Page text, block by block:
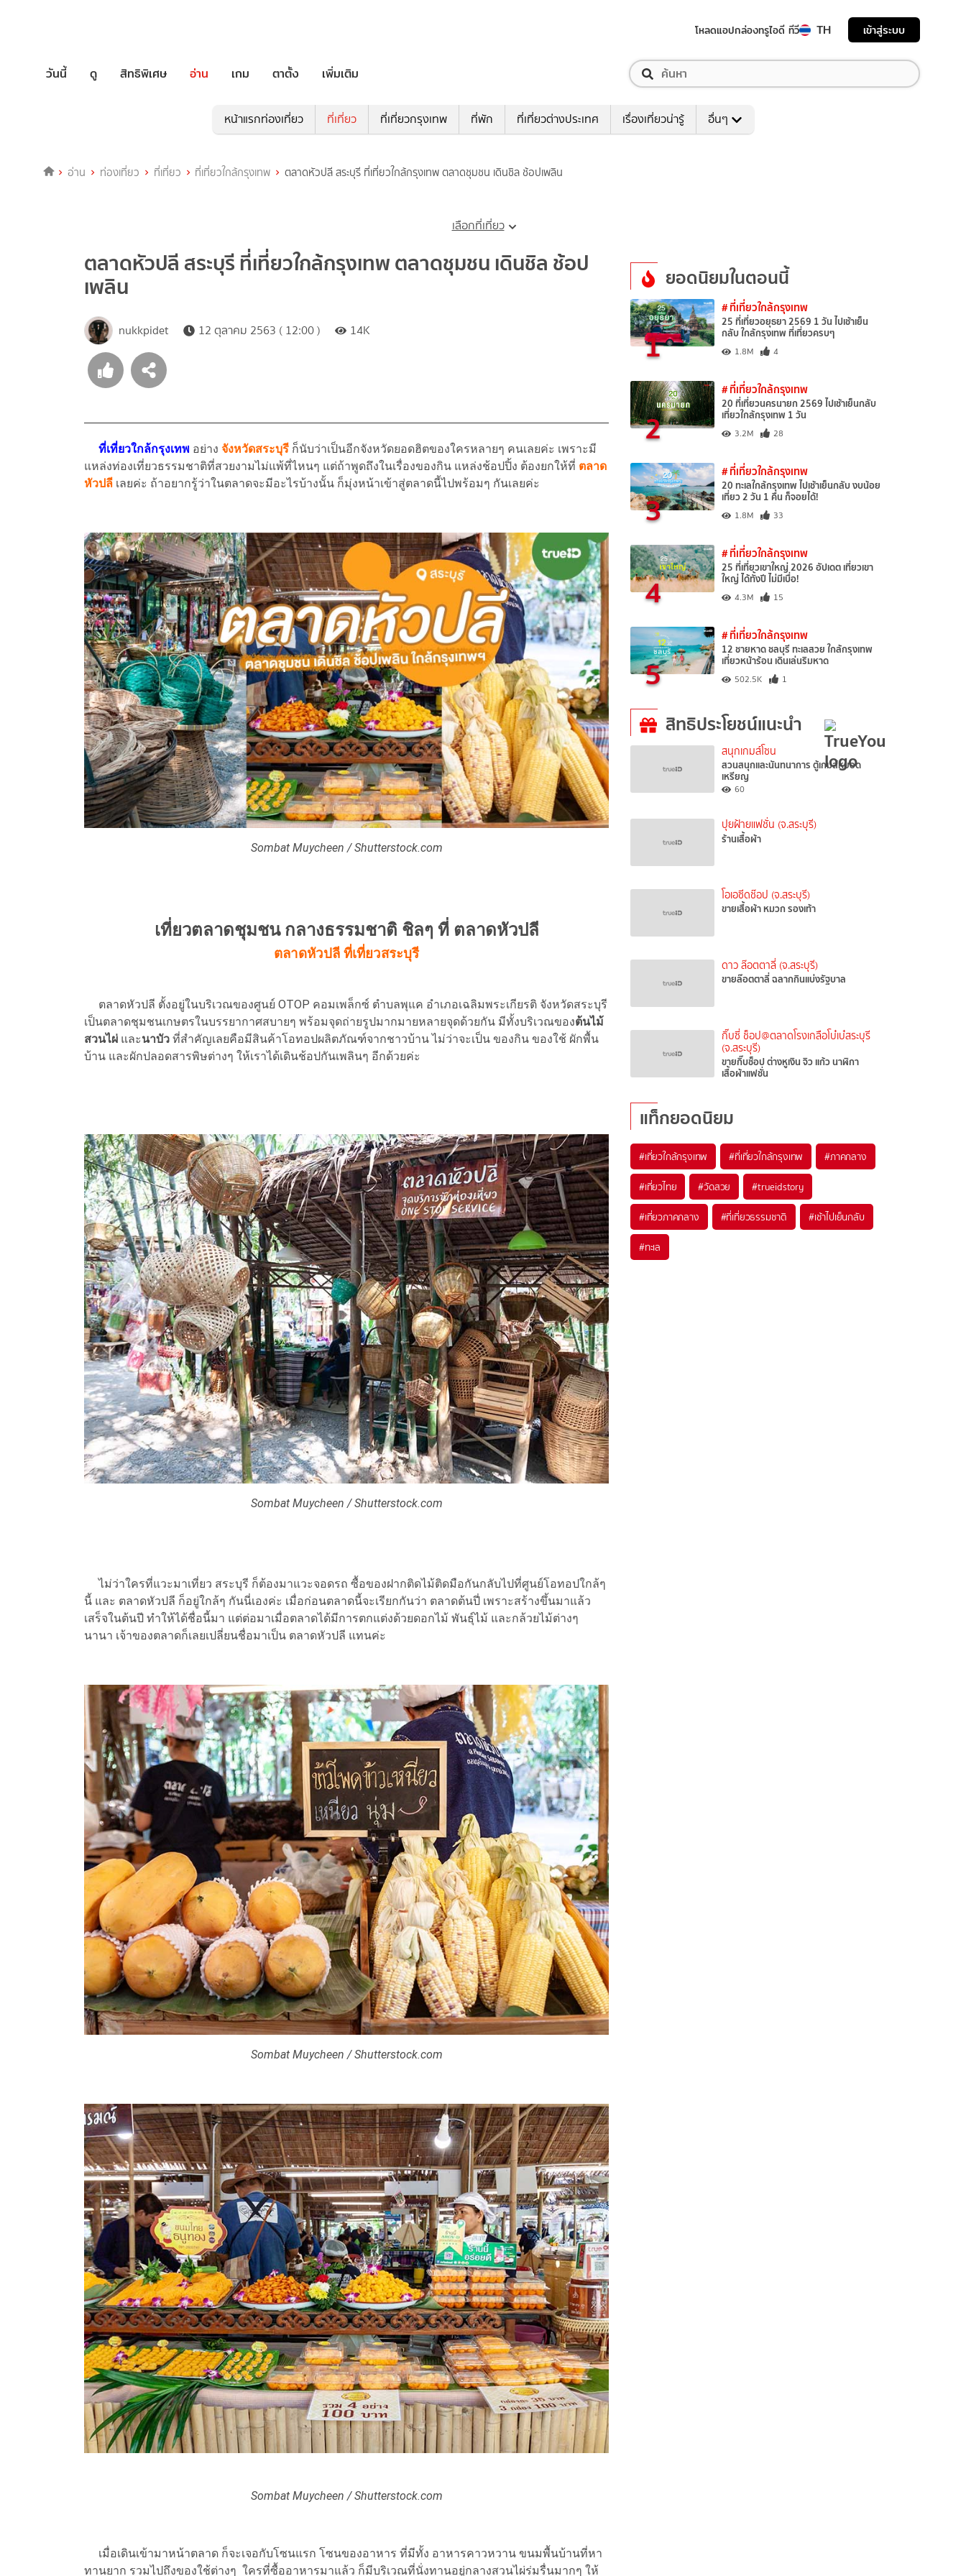
โหลดแอปกล่องทรูไอดี ทีวี TH เข้าสู่ระบบ
วันนี้ ดู สิทธิพิเศษ อ่าน เกม ตาตั้ง เพิ่มเติม
หน้าแรกท่องเที่ยว ที่เที่ยว ที่เที่ยวกรุงเทพ ที่พัก ที่เที่ยวต่างประเทศ เรื่องเที่ยวน่ารู้ อื่นๆ
อ่าน ท่องเที่ยว ที่เที่ยว ที่เที่ยวใกล้กรุงเทพ ตลาดหัวปลี สระบุรี ที่เที่ยวใกล้กรุงเทพ ตลาดชุมชน เดินชิล ช้อปเพลิน
เลือกที่เที่ยว
ตลาดหัวปลี สระบุรี ที่เที่ยวใกล้กรุงเทพ ตลาดชุมชน เดินชิล ช้อป
เพลิน
nukkpidet 12 ตุลาคม 2563 ( 12:00 ) 14K
ที่เที่ยวใกล้กรุงเทพ อย่าง จังหวัดสระบุรี ก็นับว่าเป็นอีกจังหวัดยอดฮิตของใครหลายๆ คนเลยค่ะ เพราะมี
แหล่งท่องเที่ยวธรรมชาติที่สวยงามไม่แพ้ที่ไหนๆ แต่ถ้าพูดถึงในเรื่องของกิน แหล่งช้อปปิ้ง ต้องยกให้ที่ ตลาด
หัวปลี เลยค่ะ ถ้าอยากรู้ว่าในตลาดจะมีอะไรบ้างนั้น ก็มุ่งหน้าเข้าสู่ตลาดนี้ไปพร้อมๆ กันเลยค่ะ
Sombat Muycheen / Shutterstock.com
เที่ยวตลาดชุมชน กลางธรรมชาติ ชิลๆ ที่ ตลาดหัวปลี
ตลาดหัวปลี ที่เที่ยวสระบุรี
ตลาดหัวปลี ตั้งอยู่ในบริเวณของศูนย์ OTOP คอมเพล็กซ์ ตำบลพุแค อำเภอเฉลิมพระเกียรติ จังหวัดสระบุรี
เป็นตลาดชุมชนเกษตรในบรรยากาศสบายๆ พร้อมจุดถ่ายรูปมากมายหลายจุดด้วยกัน มีทั้งบริเวณของต้นไม้
สวนไผ่ และนาบัว ที่สำคัญเลยคือมีสินค้าโอทอปผลิตภัณฑ์จากชาวบ้าน ไม่ว่าจะเป็น ของกิน ของใช้ ผักพื้น
บ้าน และผักปลอดสารพิษต่างๆ ให้เราได้เดินช้อปกันเพลินๆ อีกด้วยค่ะ
Sombat Muycheen / Shutterstock.com
ไม่ว่าใครที่แวะมาเที่ยว สระบุรี ก็ต้องมาแวะจอดรถ ซื้อของฝากติดไม้ติดมือกันกลับไปที่ศูนย์โอทอปใกล้ๆ
นี้ และ ตลาดหัวปลี ก็อยู่ใกล้ๆ กันนี่เองค่ะ เมื่อก่อนตลาดนี้จะเรียกกันว่า ตลาดต้นปี่ เพราะสร้างขึ้นมาแล้ว
เสร็จในต้นปี ทำให้ได้ชื่อนี้มา แต่ต่อมาเมื่อตลาดได้มีการตกแต่งด้วยดอกไม้ พันธุ์ไม้ และกล้วยไม้ต่างๆ
นานา เจ้าของตลาดก็เลยเปลี่ยนชื่อมาเป็น ตลาดหัวปลี แทนค่ะ
Sombat Muycheen / Shutterstock.com
Sombat Muycheen / Shutterstock.com
เมื่อเดินเข้ามาหน้าตลาด ก็จะเจอกับโซนแรก โซนของอาหาร ที่มีทั้ง อาหารคาวหวาน ขนมพื้นบ้านที่หา
ทานยาก รวมไปถึงของใช้ต่างๆ ใครที่ซื้ออาหารมาแล้ว ก็มีบริเวณที่นั่งทานอยู่กลางสวนไผ่ร่มรื่นมากๆ ให้
ยอดนิยมในตอนนี้
1
# ที่เที่ยวใกล้กรุงเทพ
25 ที่เที่ยวอยุธยา 2569 1 วัน ไปเช้าเย็น
กลับ ใกล้กรุงเทพ ที่เที่ยวครบๆ
1.8M 4
2
# ที่เที่ยวใกล้กรุงเทพ
20 ที่เที่ยวนครนายก 2569 ไปเช้าเย็นกลับ
เที่ยวใกล้กรุงเทพ 1 วัน
3.2M 28
3
# ที่เที่ยวใกล้กรุงเทพ
20 ทะเลใกล้กรุงเทพ ไปเช้าเย็นกลับ งบน้อย
เที่ยว 2 วัน 1 คืน ก็จอยได้!
1.8M 33
4
# ที่เที่ยวใกล้กรุงเทพ
25 ที่เที่ยวเขาใหญ่ 2026 อัปเดต เที่ยวเขา
ใหญ่ ได้ทั้งปี ไม่มีเบื่อ!
4.3M 15
5
# ที่เที่ยวใกล้กรุงเทพ
12 ชายหาด ชลบุรี ทะเลสวย ใกล้กรุงเทพ
เที่ยวหน้าร้อน เดินเล่นริมหาด
502.5K 1
สิทธิประโยชน์แนะนำ
สนุกเกมส์โซน
สวนสนุกและนันทนาการ ตู้เกมส์หยอด
เหรียญ
60
ปุยฝ้ายแฟชั่น (จ.สระบุรี)
ร้านเสื้อผ้า
โอเอซีดช๊อป (จ.สระบุรี)
ขายเสื้อผ้า หมวก รองเท้า
ดาว ล๊อตตาลี่ (จ.สระบุรี)
ขายล๊อตตาลี่ ฉลากกินแบ่งรัฐบาล
กิ๊บซี่ ช็อป@ตลาดโรงเกลือโบ๋เบ๋สระบุรี
(จ.สระบุรี)
ขายกิ๊บช็อป ต่างหูเงิน จิว แก้ว นาฬิกา
เสื้อผ้าแฟชั่น
แท็กยอดนิยม
#เที่ยวใกล้กรุงเทพ #ที่เที่ยวใกล้กรุงเทพ #ภาคกลาง
#เที่ยวไทย #วัดสวย #trueidstory
#เที่ยวภาคกลาง #ที่เที่ยวธรรมชาติ #เช้าไปเย็นกลับ
#ทะเล